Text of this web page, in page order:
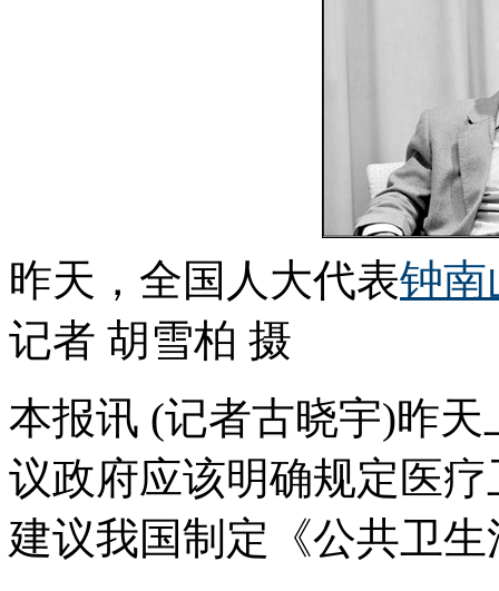
昨天，全国人大代表钟南
记者 胡雪柏 摄
本报讯 (记者古晓宇)昨
议政府应该明确规定医
建议我国制定《公共卫生